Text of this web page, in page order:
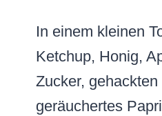
In einem kleinen
Ketchup, Honig,
Zucker,
geräuchertes